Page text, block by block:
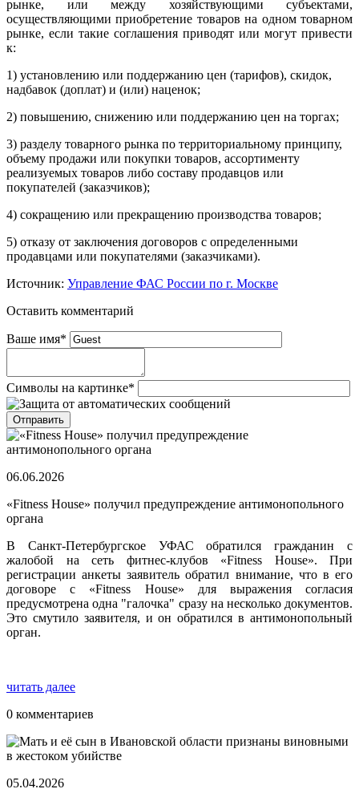
рынке, или между хозяйствующими субъектами,
осуществляющими приобретение товаров на одном товарном
рынке, если такие соглашения приводят или могут привести
к:
1) установлению или поддержанию цен (тарифов), скидок,
надбавок (доплат) и (или) наценок;
2) повышению, снижению или поддержанию цен на торгах;
3) разделу товарного рынка по территориальному принципу,
объему продажи или покупки товаров, ассортименту
реализуемых товаров либо составу продавцов или
покупателей (заказчиков);
4) сокращению или прекращению производства товаров;
5) отказу от заключения договоров с определенными
продавцами или покупателями (заказчиками).
Источник: Управление ФАС России по г. Москве
Оставить комментарий
Ваше имя*
Символы на картинке*
06.06.2026
«Fitness House» получил предупреждение антимонопольного
органа
В Санкт-Петербургское УФАС обратился гражданин с
жалобой на сеть фитнес-клубов «Fitness House». При
регистрации анкеты заявитель обратил внимание, что в его
договоре с «Fitness House» для выражения согласия
предусмотрена одна "галочка" сразу на несколько документов.
Это смутило заявителя, и он обратился в антимонопольный
орган.
читать далее
0 комментариев
05.04.2026